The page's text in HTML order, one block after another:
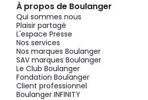
À propos de Boulanger
Qui sommes nous
Plaisir partagé
L'espace Presse
Nos services
Nos marques Boulanger
SAV marques Boulanger
Le Club Boulanger
Fondation Boulanger
Client professionnel
Boulanger INFINITY